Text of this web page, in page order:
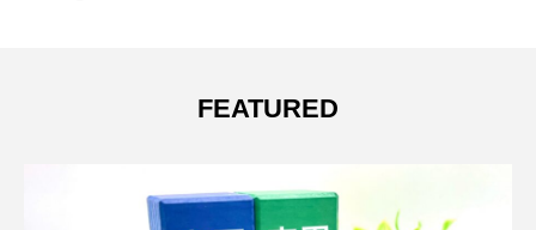
FEATURED